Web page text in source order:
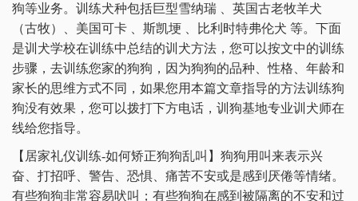
狗等业务。训练犬种包括巨型雪纳瑞 、英国古老牧羊犬
（古牧）、美国可卡 、斯凯埂 、比利时特弗伦犬 等。下面
是训犬学校在训练中总结的训犬方法，您可以按文中的训练
步骤，去训练您家的狗狗，因为狗狗的品种、性格、年龄和
家长的思维方式不同，如果您用本篇文章指导的方法训练狗
狗没有效果，您可以拨打下方电话，训狗基地专业训犬师在
线给您指导。
【居家礼仪训练-如何矫正狗狗乱叫】狗狗用叫来表示兴
奋、打招呼、警告、恐惧、痛苦不安或是感到厌倦等情绪。
有些狗狗非常容易吠叫；有些狗狗在感到被隔离的不安和过